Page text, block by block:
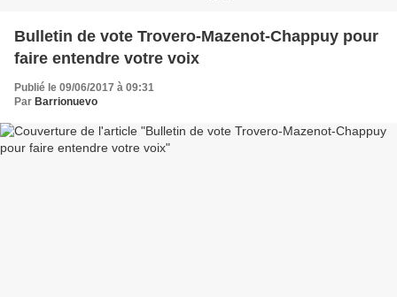
Bulletin de vote Trovero-Mazenot-Chappuy pour
faire entendre votre voix
Publié le 09/06/2017 à 09:31
Par Barrionuevo